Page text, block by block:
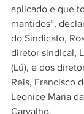
aplicado e que
mantidos”,
do Sindicato,
diretor sindical,
(Lú), e dos
Reis, Francisco
Leonice Maria
Carvalho.